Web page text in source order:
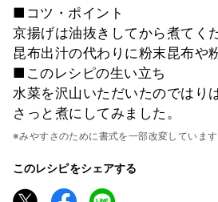
■コツ・ポイント
京揚げは油抜きしてから煮てく
昆布出汁の代わりに粉末昆布や
■このレシピの生い立ち
水菜を沢山いただいたのではり
さっと煮にしてみました。
※みやすさのために書式を一部改変しています
このレシピをシェアする